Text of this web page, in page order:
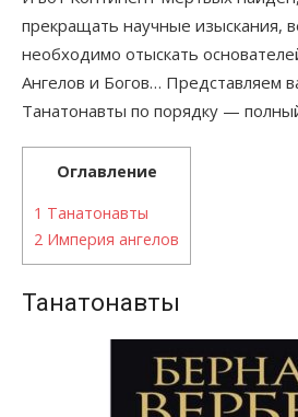
прекращать научные изыскания,
необходимо отыскать
Ангелов и Богов… Представляем
Танатонавты по порядку —
Оглавление
1 Танатонавты
2 Империя ангелов
Танатонавты